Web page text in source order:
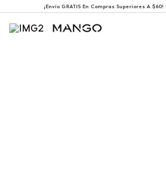
¡Envío GRATIS En Compras Superiores A $60!